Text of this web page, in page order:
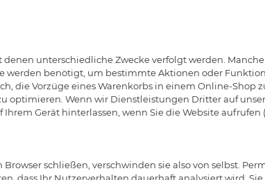
unterschiedliche Zwecke verfolgt werden. Manche
werden benötigt, um bestimmte Aktionen oder
die Vorzüge eines Warenkorbs in einem Online-Shop
optimieren. Wenn wir Dienstleistungen Dritter auf
Gerät hinterlassen, wenn Sie die Website aufrufen
schließen, verschwinden sie also von selbst.
dass Ihr Nutzerverhalten dauerhaft analysiert wird.